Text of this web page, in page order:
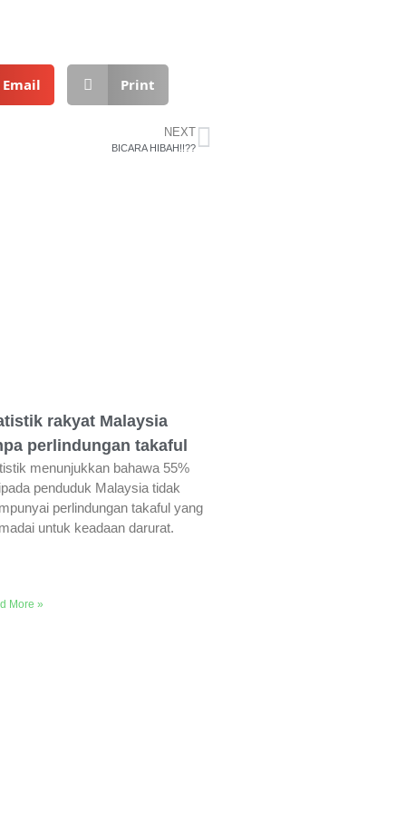
Email Print
NEXT
BICARA HIBAH!!??
rakyat Malaysia
perlindungan takaful
menunjukkan bahawa 55%
penduduk Malaysia tidak
perlindungan takaful yang
untuk keadaan darurat.
More »